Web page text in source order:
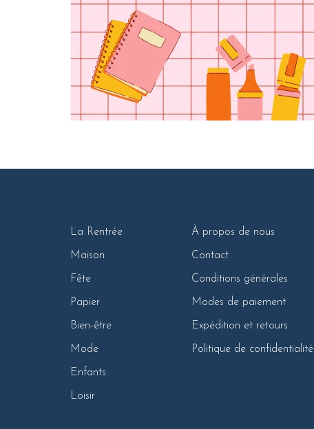
La Rentrée
Maison
Fête
Papier
Bien-être
Mode
Enfants
Loisir
À propos de nous
Contact
Conditions générales
Modes de paiement
Expédition et retours
Politique de confidentialité